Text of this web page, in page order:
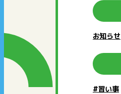
お知らせ
#習い事